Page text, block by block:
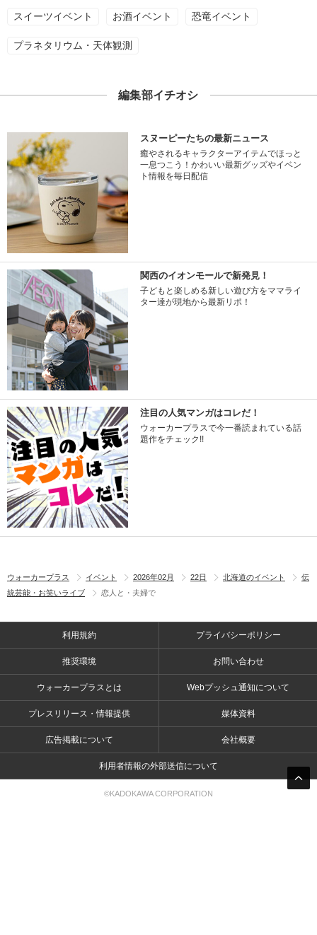
スイーツイベント お酒イベント 恐竜イベント
プラネタリウム・天体観測
編集部イチオシ
スヌーピーたちの最新ニュース
癒やされるキャラクターアイテムでほっと
一息つこう！かわいい最新グッズやイベン
ト情報を毎日配信
関西のイオンモールで新発見！
子どもと楽しめる新しい遊び方をママライ
ター達が現地から最新リポ！
注目の人気マンガはコレだ！
ウォーカープラスで今一番読まれている話
題作をチェック!!
ウォーカープラス イベント 2026年02月 22日 北海道のイベント
伝
統芸能・お笑いライブ
恋人と・夫婦で
利用規約 プライバシーポリシー
推奨環境 お問い合わせ
ウォーカープラスとは Webプッシュ通知について
プレスリリース・情報提供 媒体資料
広告掲載について 会社概要
利用者情報の外部送信について
©KADOKAWA CORPORATION